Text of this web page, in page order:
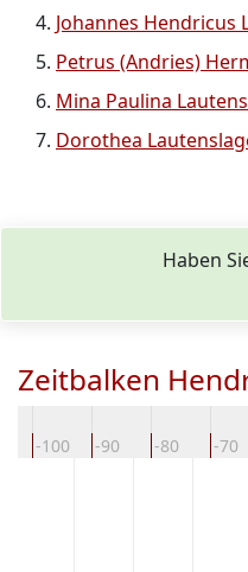
Johannes Hendricus
Petrus (Andries)
Mina Paulina
Dorothea
Haben
Zeitbalken
-100 -90 -80 -70